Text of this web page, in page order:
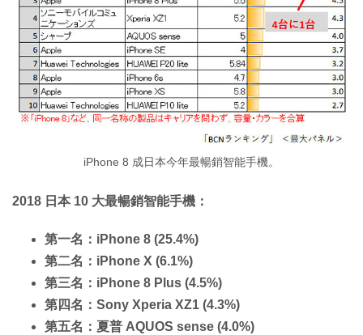
iPhone 8 成日本今年最暢銷智能手機。
2018 日本 10 大最暢銷智能手機：
第一名：iPhone 8 (25.4%)
第二名：iPhone X (6.1%)
第三名：iPhone 8 Plus (4.5%)
第四名：Sony Xperia XZ1 (4.3%)
第五名：夏普 AQUOS sense (4.0%)